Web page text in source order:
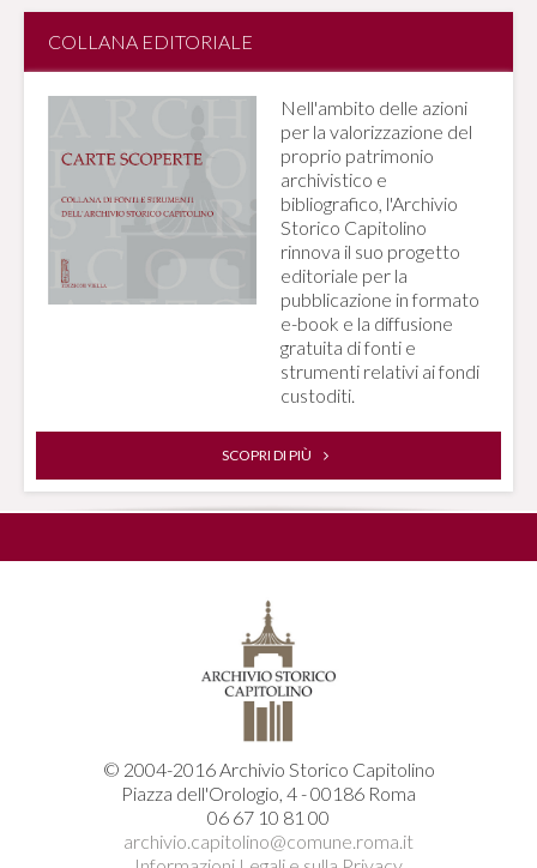
COLLANA EDITORIALE
Nell'ambito delle azioni
per la valorizzazione del
proprio patrimonio
archivistico e
bibliografico, l'Archivio
Storico Capitolino
rinnova il suo progetto
editoriale per la
pubblicazione in formato
e-book e la diffusione
gratuita di fonti e
strumenti relativi ai fondi
custoditi.
SCOPRI DI PIÙ
© 2004-2016 Archivio Storico Capitolino
Piazza dell'Orologio, 4 - 00186 Roma
06 67 10 81 00
archivio.capitolino@comune.roma.it